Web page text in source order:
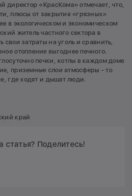
директор «КрасКома» отмечает, что,
плюсы от закрытия «грязных»
в экологическом и экономическом
житель частного сектора в
свои затраты на уголь и сравнить,
отопление выгоднее печного.
печки, котлы в каждом доме
приземные слои атмосферы - то
где ходят и дышат люди.
край
статья? Поделитесь!